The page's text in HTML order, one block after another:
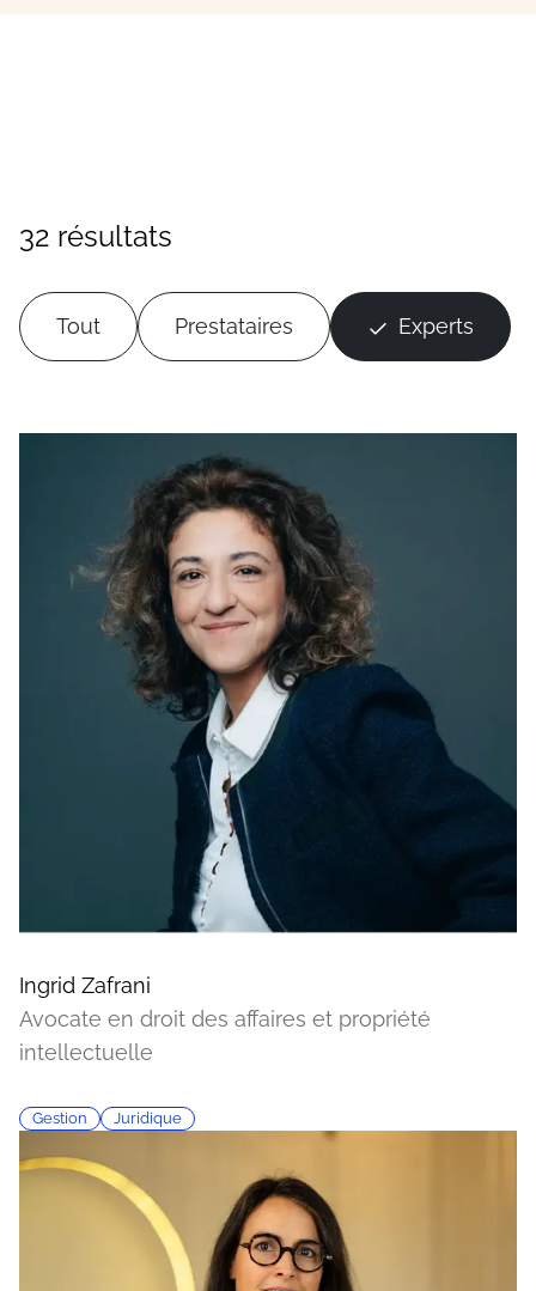
32 résultats
Tout Prestataires Experts
Ingrid Zafrani
Avocate en droit des affaires et propriété
intellectuelle
Gestion Juridique